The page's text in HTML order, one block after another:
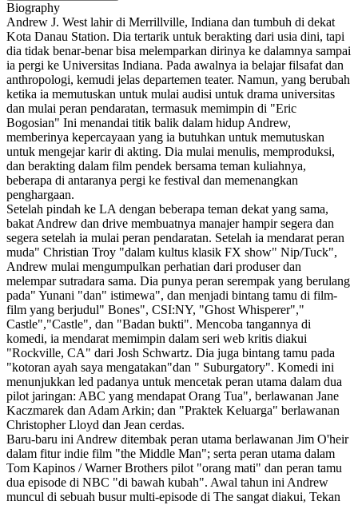
Biography
Andrew J. West lahir di Merrillville, Indiana dan tumbuh di dekat
Kota Danau Station. Dia tertarik untuk berakting dari usia dini, tapi
dia tidak benar-benar bisa melemparkan dirinya ke dalamnya sampai
ia pergi ke Universitas Indiana. Pada awalnya ia belajar filsafat dan
anthropologi, kemudi jelas departemen teater. Namun, yang berubah
ketika ia memutuskan untuk mulai audisi untuk drama universitas
dan mulai peran pendaratan, termasuk memimpin di "Eric
Bogosian" Ini menandai titik balik dalam hidup Andrew,
memberinya kepercayaan yang ia butuhkan untuk memutuskan
untuk mengejar karir di akting. Dia mulai menulis, memproduksi,
dan berakting dalam film pendek bersama teman kuliahnya,
beberapa di antaranya pergi ke festival dan memenangkan
penghargaan.
Setelah pindah ke LA dengan beberapa teman dekat yang sama,
bakat Andrew dan drive membuatnya manajer hampir segera dan
segera setelah ia mulai peran pendaratan. Setelah ia mendarat peran
muda" Christian Troy "dalam kultus klasik FX show" Nip/Tuck",
Andrew mulai mengumpulkan perhatian dari produser dan
melempar sutradara sama. Dia punya peran serempak yang berulang
pada" Yunani "dan" istimewa", dan menjadi bintang tamu di film-
film yang berjudul" Bones", CSI:NY, "Ghost Whisperer","
Castle","Castle", dan "Badan bukti". Mencoba tangannya di
komedi, ia mendarat memimpin dalam seri web kritis diakui
"Rockville, CA" dari Josh Schwartz. Dia juga bintang tamu pada
"kotoran ayah saya mengatakan"dan " Suburgatory". Komedi ini
menunjukkan led padanya untuk mencetak peran utama dalam dua
pilot jaringan: ABC yang mendapat Orang Tua", berlawanan Jane
Kaczmarek dan Adam Arkin; dan "Praktek Keluarga" berlawanan
Christopher Lloyd dan Jean cerdas.
Baru-baru ini Andrew ditembak peran utama berlawanan Jim O'heir
dalam fitur indie film "the Middle Man"; serta peran utama dalam
Tom Kapinos / Warner Brothers pilot "orang mati" dan peran tamu
dua episode di NBC "di bawah kubah". Awal tahun ini Andrew
muncul di sebuah busur multi-episode di The sangat diakui, Tekan